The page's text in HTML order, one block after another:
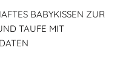
BABYKISSEN ZUR
TAUFE MIT